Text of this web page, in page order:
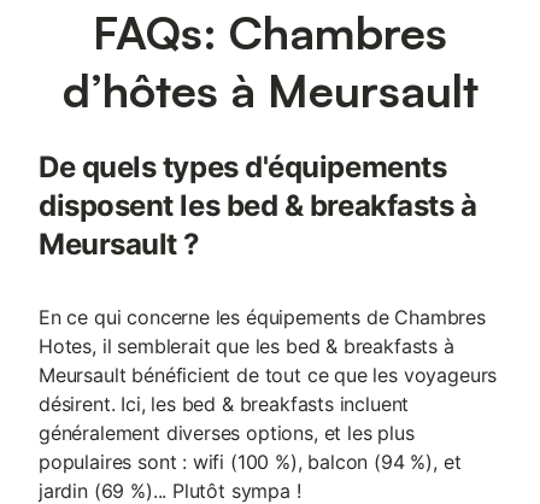
FAQs: Chambres
d’hôtes à Meursault
De quels types d'équipements
disposent les bed & breakfasts à
Meursault ?
En ce qui concerne les équipements de Chambres
Hotes, il semblerait que les bed & breakfasts à
Meursault bénéficient de tout ce que les voyageurs
désirent. Ici, les bed & breakfasts incluent
généralement diverses options, et les plus
populaires sont : wifi (100 %), balcon (94 %), et
jardin (69 %)... Plutôt sympa !